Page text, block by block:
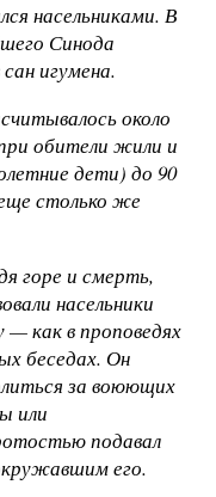
насельниками. В
Синода
игумена.
около
обители жили и
дети) до 90
столько же
горе и смерть,
насельники
— как в проповедях
беседах. Он
за воюющих
или
подавал
его.